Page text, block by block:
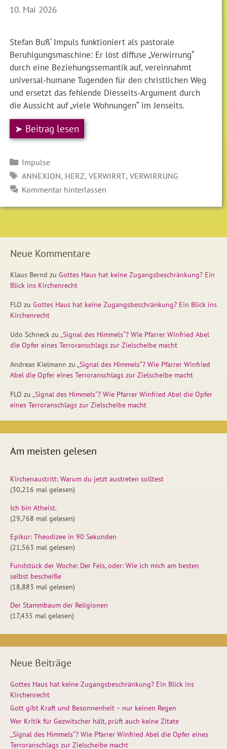
10. Mai 2026
Stefan Buß‘ Impuls funktioniert als pastorale
Beruhigungsmaschine: Er löst diffuse „Verwirrung“
durch eine Beziehungssemantik auf, vereinnahmt
universal-humane Tugenden für den christlichen Weg
und ersetzt das fehlende Diesseits-Argument durch
die Aussicht auf „viele Wohnungen“ im Jenseits.
➤ Beitrag lesen
Kategorien
Impulse
SCHLAGWÖRTER
ANNEXION, HERZ, VERWIRRT, VERWIRRUNG
Kommentar hinterlassen
Neue Kommentare
Klaus Bernd zu Gottes Haus hat keine Zugangsbeschränkung? Ein
Blick ins Kirchenrecht
FLO zu Gottes Haus hat keine Zugangsbeschränkung? Ein Blick ins
Kirchenrecht
Udo Schneck zu „Signal des Himmels“? Wie Pfarrer Winfried Abel
die Opfer eines Terroranschlags zur Zielscheibe macht
Andreas Kielmann zu „Signal des Himmels“? Wie Pfarrer Winfried
Abel die Opfer eines Terroranschlags zur Zielscheibe macht
FLO zu „Signal des Himmels“? Wie Pfarrer Winfried Abel die Opfer
eines Terroranschlags zur Zielscheibe macht
Am meisten gelesen
Kirchenaustritt: Warum du jetzt austreten solltest
(30,216 mal gelesen)
Ich bin Atheist.
(29,768 mal gelesen)
Epikur: Theodizee in 90 Sekunden
(21,563 mal gelesen)
Fundstück der Woche: Der Fels, oder: Wie ich mich am besten
selbst bescheiße
(18,883 mal gelesen)
Der Stammbaum der Religionen
(17,435 mal gelesen)
Neue Beiträge
Gottes Haus hat keine Zugangsbeschränkung? Ein Blick ins
Kirchenrecht
Gott gibt Kraft und Besonnenheit – nur keinen Regen
Wer Kritik für Gezwitscher hält, prüft auch keine Zitate
„Signal des Himmels“? Wie Pfarrer Winfried Abel die Opfer eines
Terroranschlags zur Zielscheibe macht